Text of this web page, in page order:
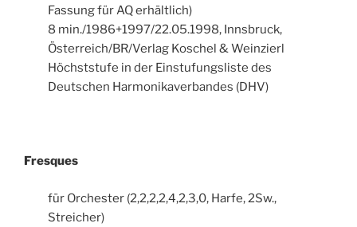
Fassung für AQ erhältlich)
8 min./1986+1997/22.05.1998, Innsbruck,
Österreich/BR/Verlag Koschel & Weinzierl
Höchststufe in der Einstufungsliste des
Deutschen Harmonikaverbandes (DHV)
Fresques
für Orchester (2,2,2,2,4,2,3,0, Harfe, 2Sw.,
Streicher)